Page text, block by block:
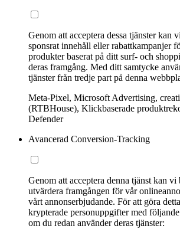
Genom att acceptera dessa tjänster kan
sponsrat innehåll eller rabattkampanjer
produkter baserat på ditt surf- och
deras framgång. Med ditt samtycke
tjänster från tredje part på denna
Meta-Pixel, Microsoft Advertising,
(RTBHouse), Klickbaserade
Defender
Avancerad Conversion-Tracking
Genom att acceptera denna tjänst kan vi
utvärdera framgången för vår
vårt annonserbjudande. För att göra
krypterade personuppgifter med
om du redan använder deras tjänster: